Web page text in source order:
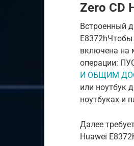
Zero CD
Встроенный
E8372hЧтобы
включена на
операции:
И ОБЩИМ
или ноутбук
ноутбуках и
Далее
Huawei